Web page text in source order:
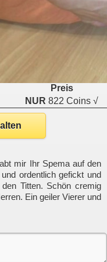
Preis
NUR 822 Coins √
mir Ihr Spema auf den
ordentlich gefickt und
Titten. Schön cremig
Ein geiler Vierer und